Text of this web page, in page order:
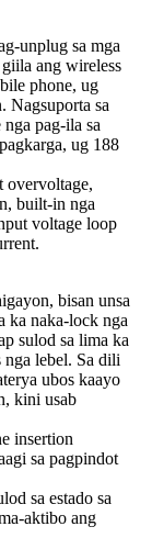
unplug sa mga
ang wireless
phone, ug
Nagsuporta sa
pag-ila sa
ug 188
overvoltage,
built-in nga
voltage loop
bisan unsa
ka naka-lock nga
sulod sa lima ka
nga lebel. Sa dili
ubos kaayo
kini usab
insertion
sa pagpindot
sa estado sa
aktibo ang